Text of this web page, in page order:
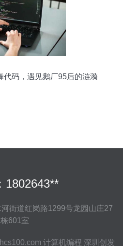
代码，遇见鹅厂95后的涟漪
1802643**
街道红岗路1299号龙园山庄27
栋601室
计算机编程 深圳创发